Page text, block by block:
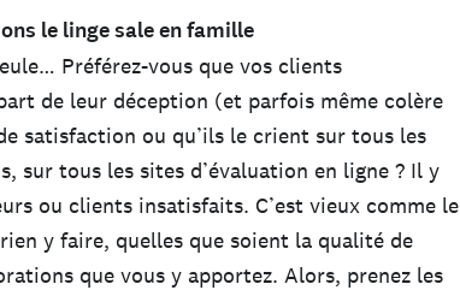
le linge sale en famille
Préférez-vous que vos clients
de leur déception (et parfois même colère
satisfaction ou qu’ils le crient sur tous les
sur tous les sites d’évaluation en ligne ? Il y
ou clients insatisfaits. C’est vieux comme le
y faire, quelles que soient la qualité de
que vous y apportez. Alors, prenez les